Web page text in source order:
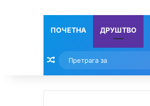
ПОЧЕТНА ДРУШТВО
Насумични текстови